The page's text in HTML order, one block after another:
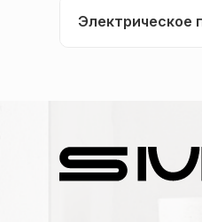
Электрическое